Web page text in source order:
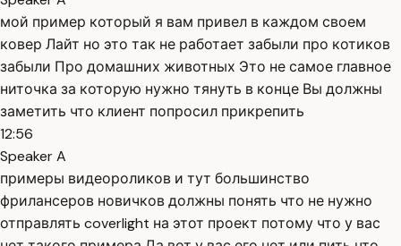
мой пример который я вам привел в каждом своем
ковер Лайт но это так не работает забыли про котиков
забыли Про домашних животных Это не самое главное
ниточка за которую нужно тянуть в конце Вы должны
заметить что клиент попросил прикрепить
12:56
Speaker A
примеры видеороликов и тут большинство
фрилансеров новичков должны понять что не нужно
отправлять coverlight на этот проект потому что у вас